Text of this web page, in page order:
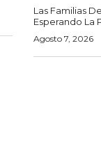
Las Familias
Esperando La
Agosto 7, 2026